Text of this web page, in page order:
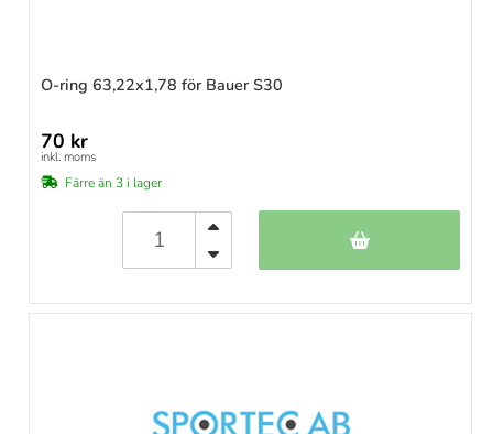
O-ring 63,22x1,78 för Bauer S30
70 kr
inkl. moms
Färre än 3 i lager